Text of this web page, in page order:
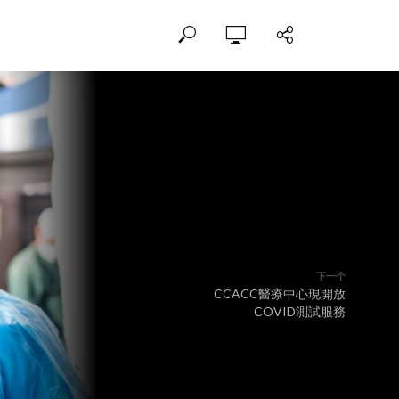
下一个
CCACC醫療中心現開放
COVID測試服務